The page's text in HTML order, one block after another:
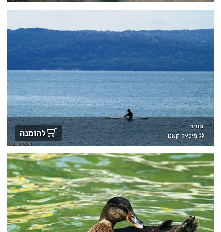
בודד
מיכאל קאנו
להזמנה